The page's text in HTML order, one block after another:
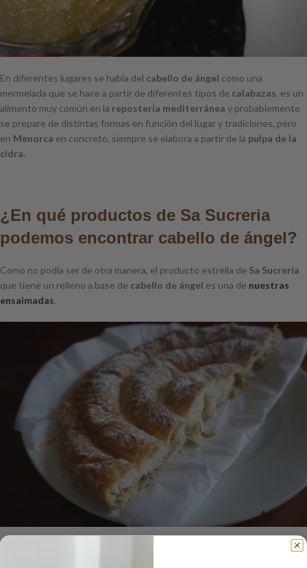
En diferentes lugares se habla del cabello de ángel como una
mermelada que se hace a partir de diferentes tipos de calabazas, es un
alimento muy común en la repostería mediterránea y probablemente
se prepare de distintas formas en función del lugar y tradiciones, pero
en Menorca en concreto, siempre se elabora a partir de la pulpa de la
cidra.
¿En qué productos de Sa Sucreria
podemos encontrar cabello de ángel?
Como no podía ser de otra manera, el producto estrella de Sa Sucreria
que tiene un relleno a base de cabello de ángel es una de nuestras
ensaimadas.
producto muy